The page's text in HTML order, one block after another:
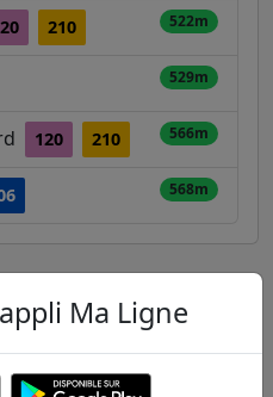
210 522m
529m
120 210 566m
568m
Ma Ligne